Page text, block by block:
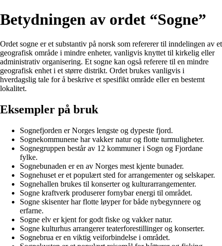
Betydningen av ordet “Sogne”
Ordet sogne er et substantiv på norsk som refererer til inndelingen av et
geografisk område i mindre enheter, vanligvis knyttet til kirkelig eller
administrativ organisering. Et sogne kan også referere til en mindre
geografisk enhet i et større distrikt. Ordet brukes vanligvis i
hverdagslig tale for å beskrive et spesifikt område eller en bestemt
lokalitet.
Eksempler på bruk
Sognefjorden er Norges lengste og dypeste fjord.
Sognekommunene har vakker natur og flotte turmuligheter.
Sognegruppen består av 12 kommuner i Sogn og Fjordane
fylke.
Sognebunaden er en av Norges mest kjente bunader.
Sognehuset er et populært sted for arrangementer og selskaper.
Sognehallen brukes til konserter og kulturarrangementer.
Sogne kraftverk produserer fornybar energi til området.
Sogne skisenter har flotte løyper for både nybegynnere og
erfarne.
Sogne elv er kjent for godt fiske og vakker natur.
Sogne kulturhus arrangerer teaterforestillinger og konserter.
Sognebrua er en viktig veiforbindelse i området.